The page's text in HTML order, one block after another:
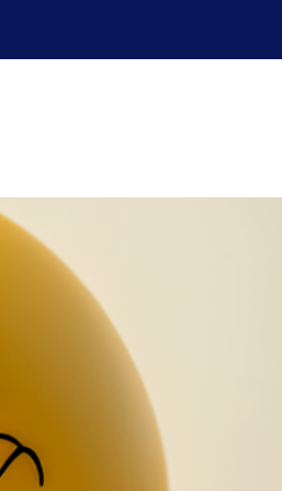
de exámenes